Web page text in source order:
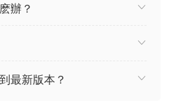
辦？
最新版本？